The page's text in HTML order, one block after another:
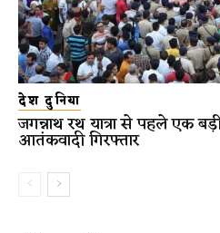
देश दुनिया
जगन्नाथ रथ यात्रा से पहले एक
आतंकवादी गिरफ्तार